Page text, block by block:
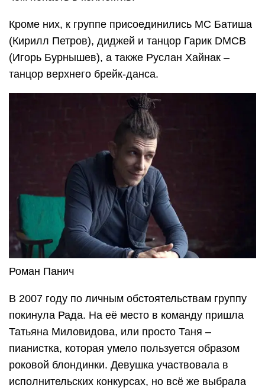
Кроме них, к группе присоединились MC Батиша
(Кирилл Петров), диджей и танцор Гарик DMCB
(Игорь Бурнышев), а также Руслан Хайнак –
танцор верхнего брейк-данса.
Роман Панич
В 2007 году по личным обстоятельствам группу
покинула Рада. На её место в команду пришла
Татьяна Миловидова, или просто Таня –
пианистка, которая умело пользуется образом
роковой блондинки. Девушка участвовала в
исполнительских конкурсах, но всё же выбрала